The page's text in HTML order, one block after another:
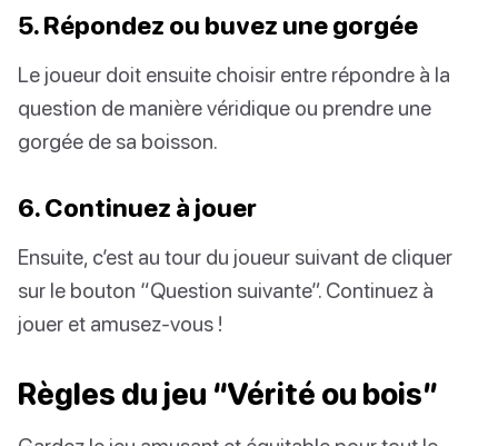
5. Répondez ou buvez une gorgée
Le joueur doit ensuite choisir entre répondre à la
question de manière véridique ou prendre une
gorgée de sa boisson.
6. Continuez à jouer
Ensuite, c’est au tour du joueur suivant de cliquer
sur le bouton “Question suivante”. Continuez à
jouer et amusez-vous !
Règles du jeu “Vérité ou bois”